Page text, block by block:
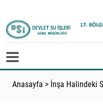
Anasayfa > İnşa Halindeki